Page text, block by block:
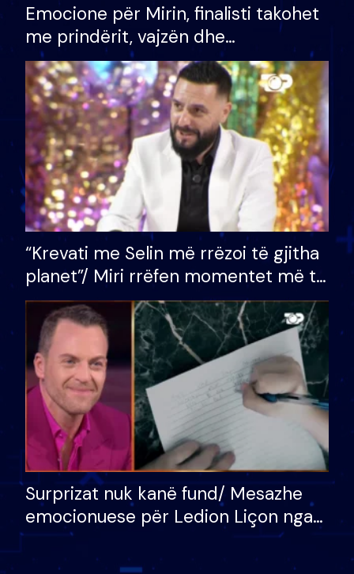
Emocione për Mirin, finalisti takohet
me prindërit, vajzën dhe
bashkëshorten: S’kemi ndonjë letër
divorci apo jo?
“Krevati me Selin më rrëzoi të gjitha
planet”/ Miri rrëfen momentet më të
bukura në shtëpinë e BB VIP: Do më
mungojë zilja e mëngjesit kur…
Surprizat nuk kanë fund/ Mesazhe
emocionuese për Ledion Liçon nga
nëna dhe fëmijët e tij, moderatori
nuk i mban dot lotët: Nuk meritoj…